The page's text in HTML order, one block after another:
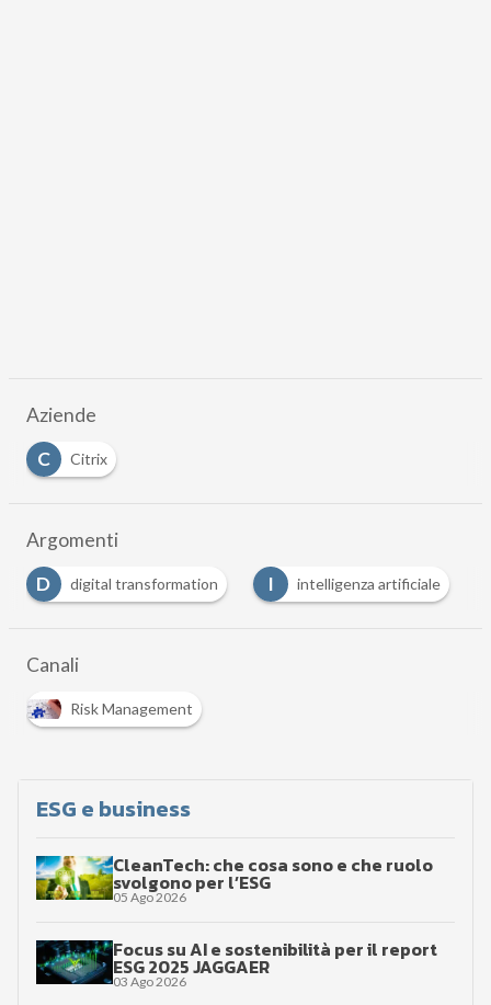
Aziende
C
Citrix
Argomenti
I intelligenza artificiale S Sicurezza
Canali
Risk Management
ESG e business
CleanTech: che cosa sono e che ruolo
svolgono per l’ESG
05 Ago 2026
Focus su AI e sostenibilità per il report
ESG 2025 JAGGAER
03 Ago 2026